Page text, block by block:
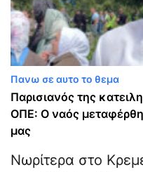
Πανω σε αυτο το θεμα
Παρισιανός της
ΟΠΕ: Ο ναός
μας
Νωρίτερα στο